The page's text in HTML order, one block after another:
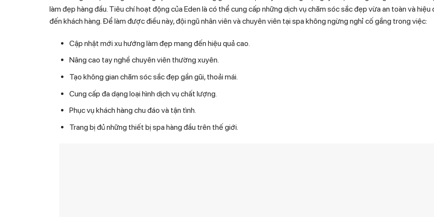
làm đẹp hàng đầu. Tiêu chí hoạt động của Eden là có thể cung cấp những dịch vụ chăm sóc sắc đẹp vừa an toàn và hiệu
đến khách hàng. Để làm được điều này, đội ngũ nhân viên và chuyên viên tại spa không ngừng nghỉ cố gắng trong việc:
Cập nhật mới xu hướng làm đẹp mang đến hiệu quả cao.
Nâng cao tay nghề chuyên viên thường xuyên.
Tạo không gian chăm sóc sắc đẹp gần gũi, thoải mái.
Cung cấp đa dạng loại hình dịch vụ chất lượng.
Phục vụ khách hàng chu đáo và tận tình.
Trang bị đủ những thiết bị spa hàng đầu trên thế giới.